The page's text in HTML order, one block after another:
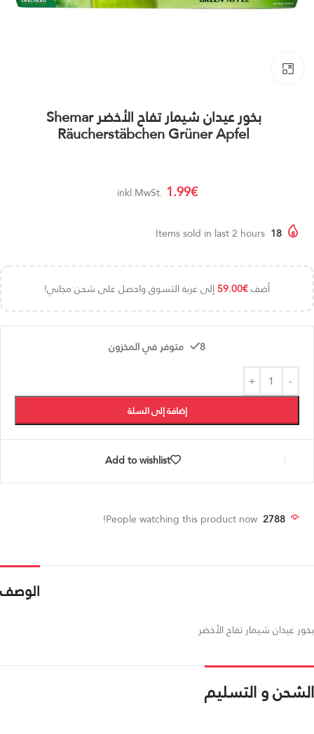
بخور عيدان شيمار تفاح الأخضر Shemar
Räucherstäbchen Grüner Apfel
1.99€
.inkl.MwSt
18
Items sold in last 2 hours
أضف 59.00€ إلى عربة التسوق واحصل على شحن مجاني!
8 متوفر في المخزون
إضافة إلى السلة
Add to wishlist
2788
People watching this product now!
الوصف
بخور عيدان شيمار تفاح الأخضر
الشحن و التسليم